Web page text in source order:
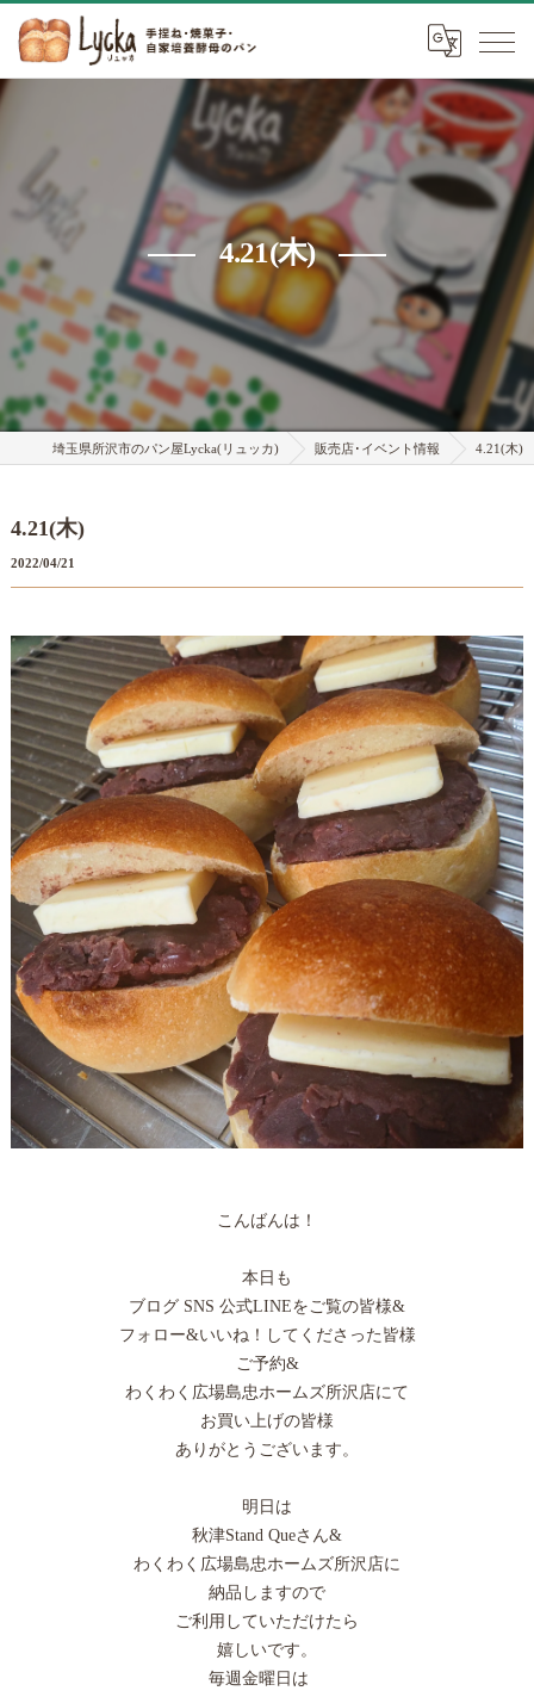
4.21(木)
埼玉県所沢市のパン屋Lycka(リュッカ) 販売店･イベント情報 4.21(木)
4.21(木)
2022/04/21
こんばんは！
本日も
ブログ SNS 公式LINEをご覧の皆様&
フォロー&いいね！してくださった皆様
ご予約&
わくわく広場島忠ホームズ所沢店にて
お買い上げの皆様
ありがとうございます。
明日は
秋津Stand Queさん&
わくわく広場島忠ホームズ所沢店に
納品しますので
ご利用していただけたら
嬉しいです。
毎週金曜日は